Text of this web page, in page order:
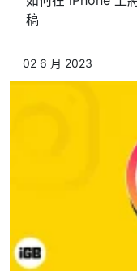
稿
02 6 月 2023